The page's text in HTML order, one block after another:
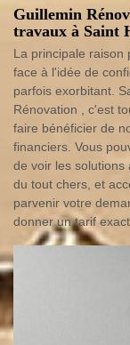
Guillemin
travaux à Saint
La principale raison
face à l'idée de
parfois exorbitant.
Rénovation , c'est
faire bénéficier de
financiers. Vous
de voir les solutions
du tout chers, et
parvenir votre
donner un tarif exact.